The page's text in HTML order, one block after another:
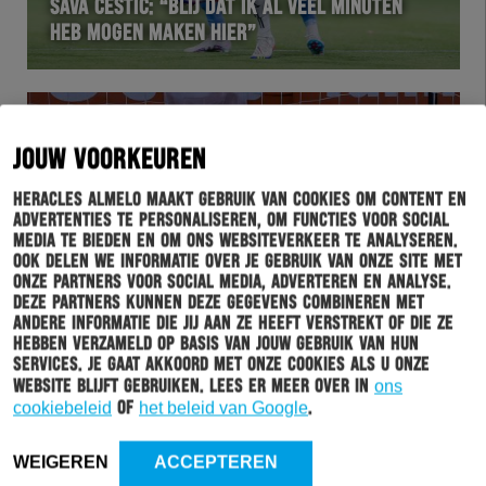
JOUW VOORKEUREN
Heracles Almelo maakt gebruik van cookies om content en
advertenties te personaliseren, om functies voor social
media te bieden en om ons websiteverkeer te analyseren.
Ook delen we informatie over je gebruik van onze site met
onze partners voor social media, adverteren en analyse.
Deze partners kunnen deze gegevens combineren met
andere informatie die jij aan ze heeft verstrekt of die ze
hebben verzameld op basis van jouw gebruik van hun
services. Je gaat akkoord met onze cookies als u onze
website blijft gebruiken. Lees er meer over in ons
cookiebeleid of het beleid van Google.
WEIGEREN ACCEPTEREN
SAVA ČESTIĆ: “BLIJ DAT IK AL VEEL MINUTEN
HEB MOGEN MAKEN HIER”
WEDSTRIJD 24-02-2023
MICHAEL BROUWER: “DIT MOET HET BEGIN ZIJN
VAN EEN MOOIE REEKS”